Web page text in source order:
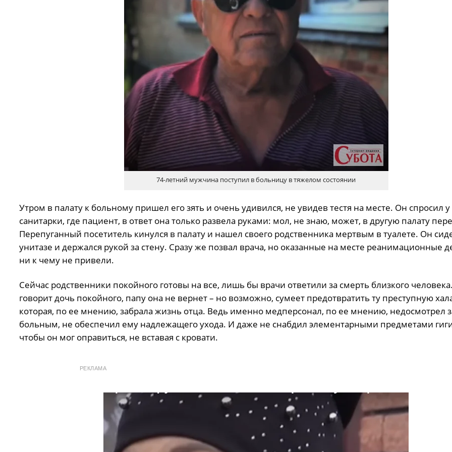
74-летний мужчина поступил в больницу в тяжелом состоянии
Утром в палату к больному пришел его зять и очень удивился, не увидев тестя на месте. Он спросил у
санитарки, где пациент, в ответ она только развела руками: мол, не знаю, может, в другую палату
Перепуганный посетитель кинулся в палату и нашел своего родственника мертвым в туалете. Он
унитазе и держался рукой за стену. Сразу же позвал врача, но оказанные на месте реанимационные
ни к чему не привели.
Сейчас родственники покойного готовы на все, лишь бы врачи ответили за смерть близкого
говорит дочь покойного, папу она не вернет – но возможно, сумеет предотвратить ту преступную
которая, по ее мнению, забрала жизнь отца. Ведь именно медперсонал, по ее мнению, недосмотрел
больным, не обеспечил ему надлежащего ухода. И даже не снабдил элементарными предметами
чтобы он мог оправиться, не вставая с кровати.
РЕКЛАМА